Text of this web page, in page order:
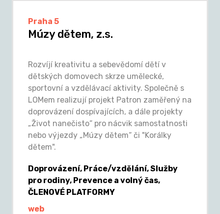
Praha 5
Múzy dětem, z.s.
Rozvíjí kreativitu a sebevědomí dětí v
dětských domovech skrze umělecké,
sportovní a vzdělávací aktivity. Společně s
LOMem realizují projekt Patron zaměřený na
doprovázení dospívajících, a dále projekty
„Život nanečisto“ pro nácvik samostatnosti
nebo výjezdy „Múzy dětem“ či "Korálky
dětem".
Doprovázení, Práce/vzdělání, Služby
pro rodiny, Prevence a volný čas,
ČLENOVÉ PLATFORMY
web